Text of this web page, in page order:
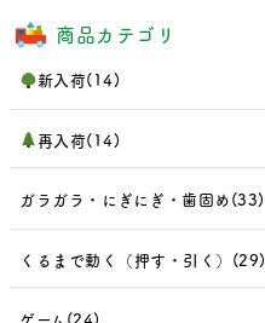
商品カテゴリ
新入荷(14)
再入荷(14)
ガラガラ・にぎにぎ・歯固め(33)
くるまで動く（押す・引く）(29)